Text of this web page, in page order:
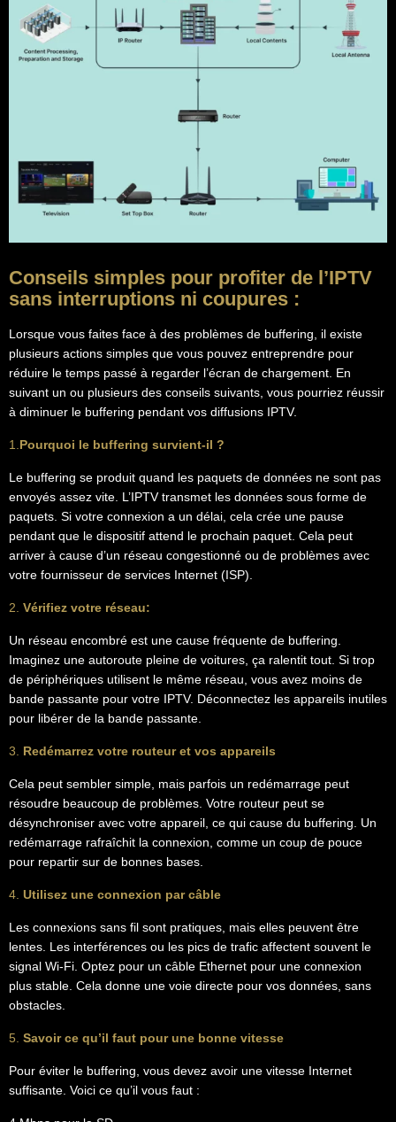
Conseils simples pour profiter de l’IPTV
sans interruptions ni coupures :
Lorsque vous faites face à des problèmes de buffering, il existe
plusieurs actions simples que vous pouvez entreprendre pour
réduire le temps passé à regarder l’écran de chargement. En
suivant un ou plusieurs des conseils suivants, vous pourriez réussir
à diminuer le buffering pendant vos diffusions IPTV.
1. Pourquoi le buffering survient-il ?
Le buffering se produit quand les paquets de données ne sont pas
envoyés assez vite. L’IPTV transmet les données sous forme de
paquets. Si votre connexion a un délai, cela crée une pause
pendant que le dispositif attend le prochain paquet. Cela peut
arriver à cause d’un réseau congestionné ou de problèmes avec
votre fournisseur de services Internet (ISP).
2. Vérifiez votre réseau:
Un réseau encombré est une cause fréquente de buffering.
Imaginez une autoroute pleine de voitures, ça ralentit tout. Si trop
de périphériques utilisent le même réseau, vous avez moins de
bande passante pour votre IPTV. Déconnectez les appareils inutiles
pour libérer de la bande passante.
3. Redémarrez votre routeur et vos appareils
Cela peut sembler simple, mais parfois un redémarrage peut
résoudre beaucoup de problèmes. Votre routeur peut se
désynchroniser avec votre appareil, ce qui cause du buffering. Un
redémarrage rafraîchit la connexion, comme un coup de pouce
pour repartir sur de bonnes bases.
4. Utilisez une connexion par câble
Les connexions sans fil sont pratiques, mais elles peuvent être
lentes. Les interférences ou les pics de trafic affectent souvent le
signal Wi-Fi. Optez pour un câble Ethernet pour une connexion
plus stable. Cela donne une voie directe pour vos données, sans
obstacles.
5. Savoir ce qu’il faut pour une bonne vitesse
Pour éviter le buffering, vous devez avoir une vitesse Internet
suffisante. Voici ce qu’il vous faut :